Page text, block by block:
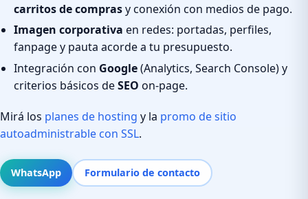
carritos de comprasy conexión con medios de pago.
Imagen corporativa en redes: portadas, perfiles,
fanpage y pauta acorde a tu presupuesto.
Integración con Google(Analytics, Search Console) y
criterios básicos deSEO on-page.
Mirá los planes de hosting y la promo de sitio
autoadministrable con SSL.
WhatsApp Formulario de contacto